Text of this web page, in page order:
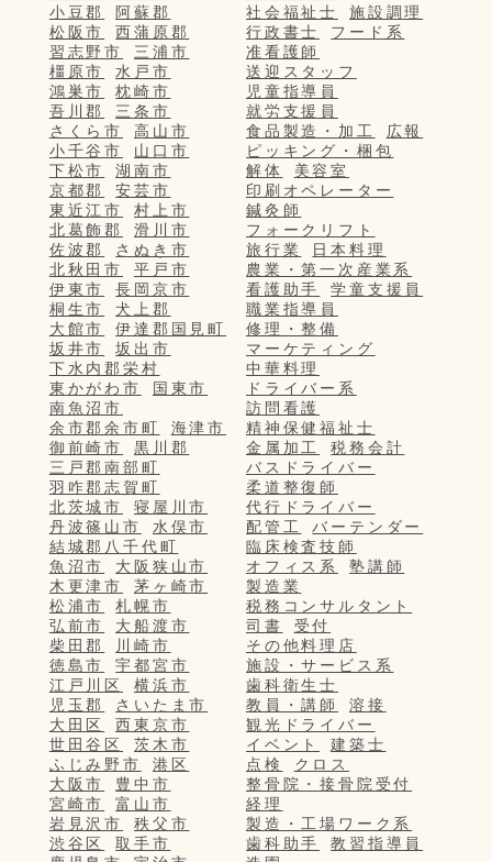
小豆郡
阿蘇郡
松阪市
西蒲原郡
習志野市
三浦市
橿原市
水戸市
鴻巣市
枕崎市
吾川郡
三条市
さくら市
高山市
小千谷市
山口市
下松市
湖南市
京都郡
安芸市
東近江市
村上市
北葛飾郡
滑川市
佐波郡
さぬき市
北秋田市
平戸市
伊東市
長岡京市
桐生市
犬上郡
大館市
伊達郡国見町
坂井市
坂出市
下水内郡栄村
東かがわ市
国東市
南魚沼市
余市郡余市町
海津市
御前崎市
黒川郡
三戸郡南部町
羽咋郡志賀町
北茨城市
寝屋川市
丹波篠山市
水俣市
結城郡八千代町
魚沼市
大阪狭山市
木更津市
茅ヶ崎市
松浦市
札幌市
弘前市
大船渡市
柴田郡
川崎市
徳島市
宇都宮市
江戸川区
横浜市
児玉郡
さいたま市
大田区
西東京市
世田谷区
茨木市
ふじみ野市
港区
大阪市
豊中市
宮崎市
富山市
岩見沢市
秩父市
渋谷区
取手市
社会福祉士
施設調理
行政書士
フード系
准看護師
送迎スタッフ
児童指導員
就労支援員
食品製造・加工
広報
ピッキング・梱包
解体
美容室
印刷オペレーター
鍼灸師
フォークリフト
旅行業
日本料理
農業・第一次産業系
看護助手
学童支援員
職業指導員
修理・整備
マーケティング
中華料理
ドライバー系
訪問看護
精神保健福祉士
金属加工
税務会計
バスドライバー
柔道整復師
代行ドライバー
配管工
バーテンダー
臨床検査技師
オフィス系
塾講師
製造業
税務コンサルタント
司書
受付
その他料理店
施設・サービス系
歯科衛生士
教員・講師
溶接
観光ドライバー
イベント
建築士
点検
クロス
整骨院・接骨院受付
経理
製造・工場ワーク系
歯科助手
教習指導員